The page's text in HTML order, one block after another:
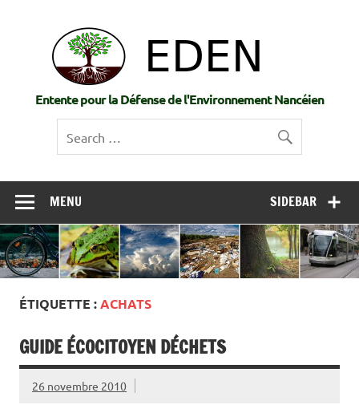
Entente pour la Défense de l'Environnement Nancéien
SIDEBAR
MENU
ÉTIQUETTE :ACHATS
GUIDE ÉCOCITOYEN DÉCHETS
26 novembre 2010